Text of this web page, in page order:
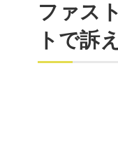
ファス
トで訴